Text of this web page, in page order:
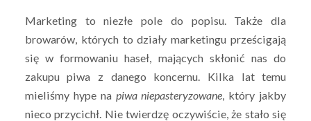
Marketing to niezłe pole do popisu. Także dla
browarów, których to działy marketingu prześcigają
się w formowaniu haseł, mających skłonić nas do
zakupu piwa z danego koncernu. Kilka lat temu
mieliśmy hype na piwa niepasteryzowane , który jakby
nieco przycichł. Nie twierdzę oczywiście, że stało się